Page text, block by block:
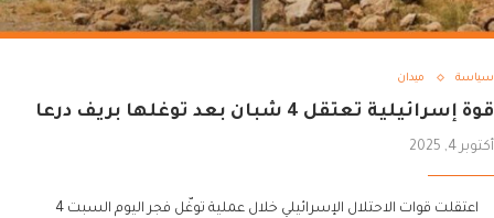
سياسة ميدان
قوة إسرائيلية تعتقل 4 شبان بعد توغلها بريف درعا
أكتوبر 4, 2025
اعتقلت قوات الاحتلال الإسرائيلي خلال عملية توغّل فجر اليوم السبت 4